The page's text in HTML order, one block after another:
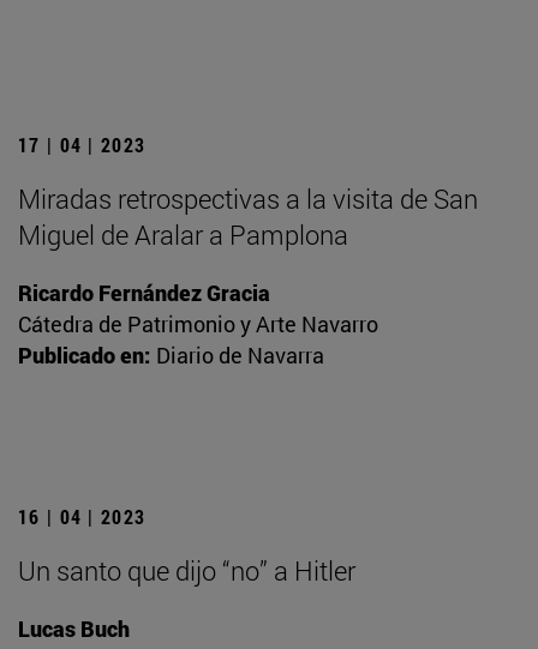
17 | 04 | 2023
Miradas retrospectivas a la visita de San
Miguel de Aralar a Pamplona
Ricardo Fernández Gracia
Cátedra de Patrimonio y Arte Navarro
Publicado en: Diario de Navarra
16 | 04 | 2023
Un santo que dijo “no” a Hitler
Lucas Buch